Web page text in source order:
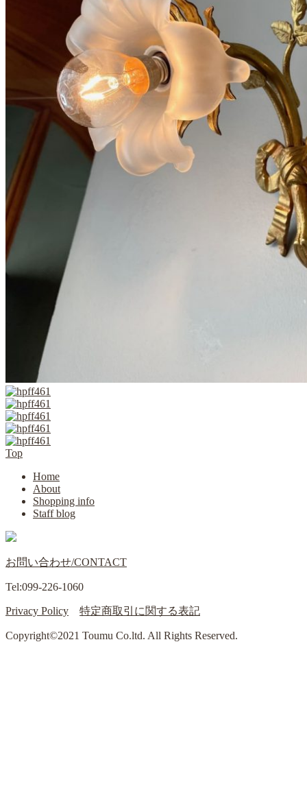
Top
Home
About
Shopping info
Staff blog
お問い合わせ/CONTACT
Tel:099-226-1060
Privacy Policy 特定商取引に関する表記
Copyright©2021 Toumu Co.ltd. All Rights Reserved.